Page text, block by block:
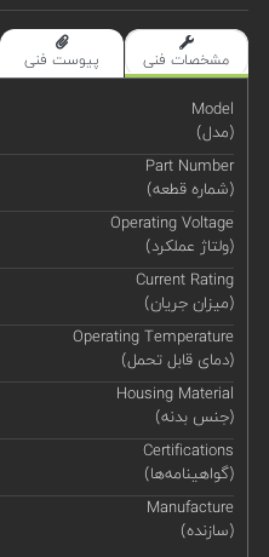
مشخصات فنی پیوست فنی
Model
(مدل)
Part Number
(شماره قطعه)
Operating Voltage
(ولتاژ عملکرد)
Current Rating
(میزان جریان)
Operating Temperature
(دمای قابل تحمل)
Housing Material
(جنس بدنه)
Certifications
(گواهینامه‌ها)
Manufacture
(سازنده)